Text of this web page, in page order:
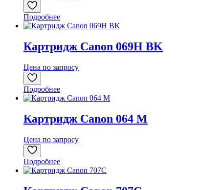
Подробнее
Картридж Canon 069H BK
Цена по запросу
Подробнее
Картридж Canon 064 M
Цена по запросу
Подробнее